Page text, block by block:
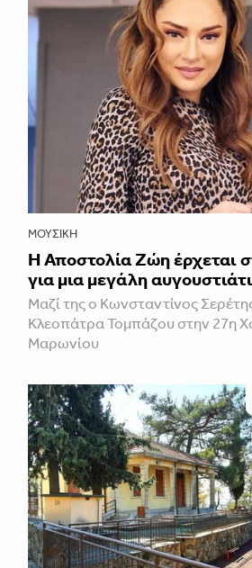
ΜΟΥΣΙΚΉ
Η Αποστολία Ζώη έρχεται
για μια μεγάλη
Μαζί της ο Κωνσταντίνος
Κλεοπάτρα Τομπάζου στην 27η
Μαρωνίου